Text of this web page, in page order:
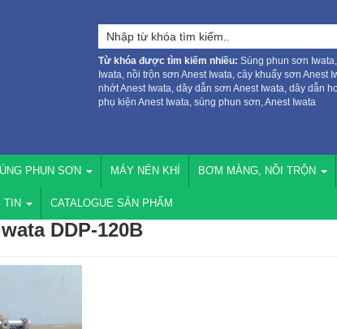
Từ khóa được tìm kiếm nhiều: Súng phun sơn
Iwata, nồi trộn sơn Anest Iwata, cây khuấy sơn Anest
nhớt Anest Iwata, dây dẫn sơn Anest Iwata, dây dẫn
phụ kiện Anest Iwata, súng phun sơn, Anest Iwata
PHUN SƠN MÁY NÉN KHÍ BƠM MÀNG, NỒI TRỘN
TIN CATALOGUE SẢN PHẨM
DDP-120B